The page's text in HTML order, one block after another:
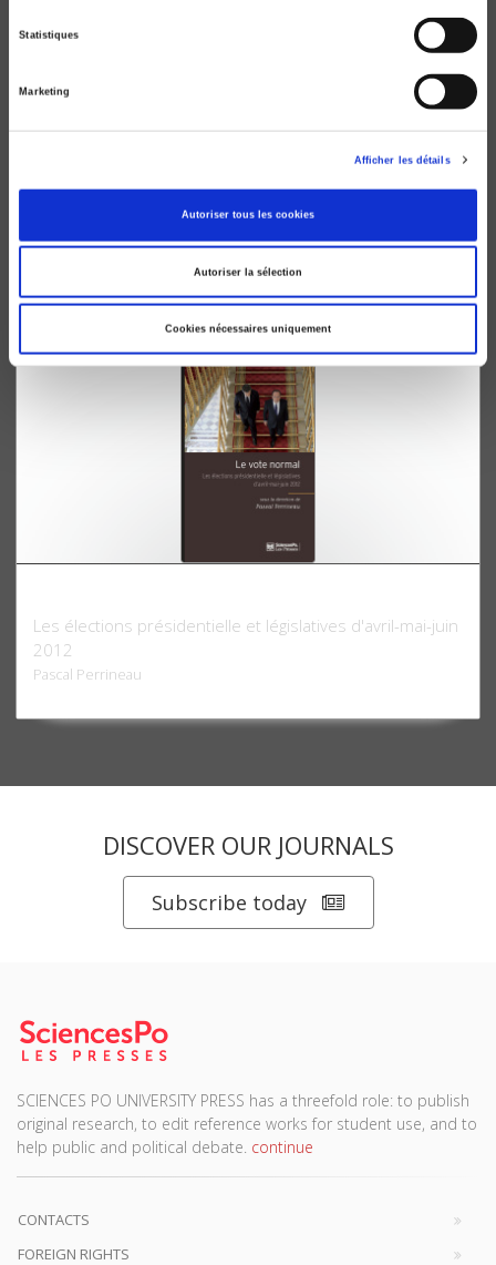
Statistiques
Marketing
Afficher les détails
Autoriser tous les cookies
Autoriser la sélection
Cookies nécessaires uniquement
Le Vote disruptif
Pascal Perrineau
Les élections présidentielle et législatives d'avril-mai-juin
2012
Pascal Perrineau
DISCOVER OUR JOURNALS
Subscribe today
SCIENCES PO UNIVERSITY PRESS has a threefold role: to publish
original research, to edit reference works for student use, and to
help public and political debate. continue
CONTACTS
FOREIGN RIGHTS